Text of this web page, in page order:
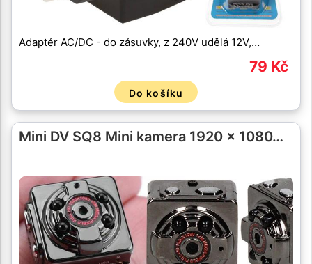
Adaptér AC/DC - do zásuvky, z 240V udělá 12V,…
79 Kč
Do košíku
Mini DV SQ8 Mini kamera 1920 x 1080…